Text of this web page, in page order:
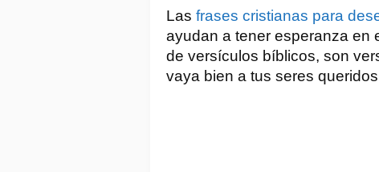
Las frases cristianas para
ayudan a tener esperanza en
de versículos bíblicos, son
vaya bien a tus seres